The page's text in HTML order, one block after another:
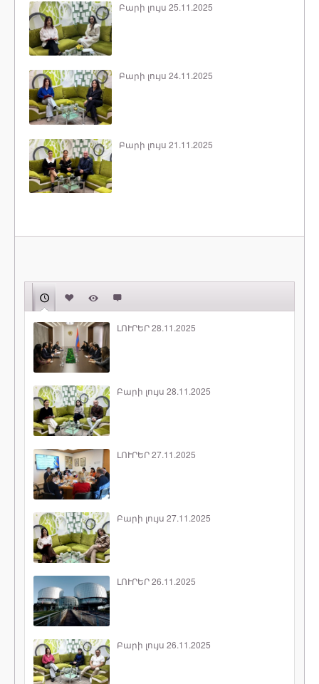
Բարի լույս 25.11.2025
Բարի լույս 24.11.2025
Բարի լույս 21.11.2025
ԼՈՒՐԵՐ 28.11.2025
Բարի լույս 28.11.2025
ԼՈՒՐԵՐ 27.11.2025
Բարի լույս 27.11.2025
ԼՈՒՐԵՐ 26.11.2025
Բարի լույս 26.11.2025